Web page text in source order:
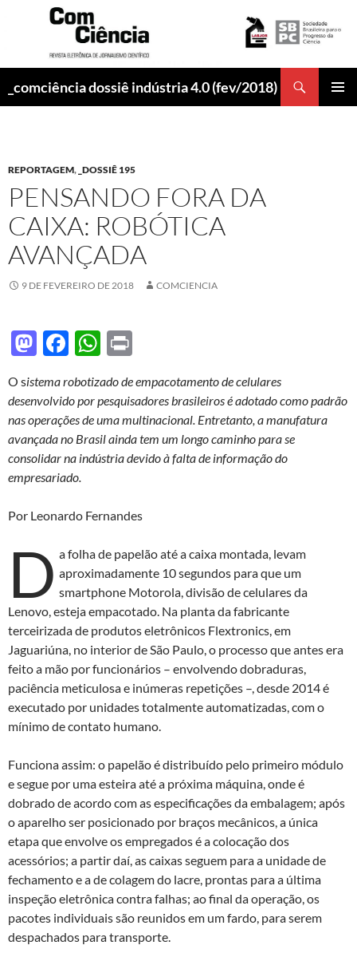
_comciência dossiê indústria 4.0 (fev/2018)
REPORTAGEM, _DOSSIÊ 195
PENSANDO FORA DA
CAIXA: ROBÓTICA
AVANÇADA
9 DE FEVEREIRO DE 2018 COMCIENCIA
M
to
d
o
n
F
e
b
o
o
W
at
s
A
p
nt
O sistema robotizado de empacotamento de celulares
desenvolvido por pesquisadores brasileiros é adotado como padrão
nas operações de uma multinacional. Entretanto, a manufatura
avançada no Brasil ainda tem um longo caminho para se
consolidar na indústria devido à falta de informação do
empresariado.
Por Leonardo Fernandes
D a folha de papelão até a caixa montada, levam
aproximadamente 10 segundos para que um
smartphone Motorola, divisão de celulares da
Lenovo, esteja empacotado. Na planta da fabricante
terceirizada de produtos eletrônicos Flextronics, em
Jaguariúna, no interior de São Paulo, o processo que antes era
feito a mão por funcionários – envolvendo dobraduras,
paciência meticulosa e inúmeras repetições –, desde 2014 é
executado por unidades totalmente automatizadas, com o
mínimo de contato humano.
Funciona assim: o papelão é distribuído pelo primeiro módulo
e segue por uma esteira até a próxima máquina, onde é
dobrado de acordo com as especificações da embalagem; após
o aparelho ser posicionado por braços mecânicos, a única
etapa que envolve os empregados é a colocação dos
acessórios; a partir daí, as caixas seguem para a unidade de
fechamento e a de colagem do lacre, prontas para a última
inspeção eletrônica contra falhas; ao final da operação, os
pacotes individuais são reunidos em um fardo, para serem
despachados para transporte.